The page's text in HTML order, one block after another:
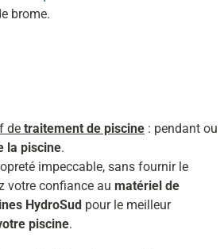
brome.
de traitement de piscine : pendant ou
la piscine.
impeccable, sans fournir le
votre confiance au matériel de
HydroSud pour le meilleur
piscine.